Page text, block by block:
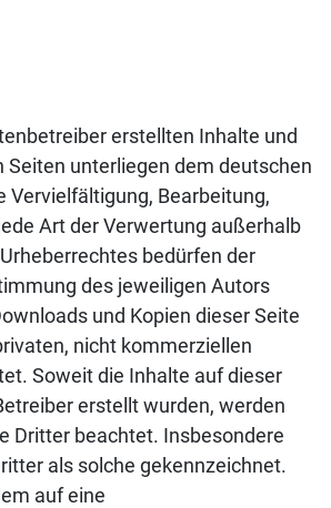
erstellten Inhalte und
Seiten unterliegen dem deutschen
Vervielfältigung, Bearbeitung,
Art der Verwertung außerhalb
bedürfen der
des jeweiligen Autors
und Kopien dieser Seite
nicht kommerziellen
Soweit die Inhalte auf dieser
erstellt wurden, werden
Dritter beachtet. Insbesondere
als solche gekennzeichnet.
auf eine